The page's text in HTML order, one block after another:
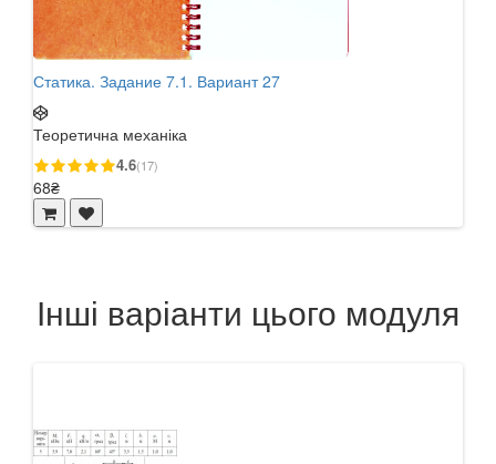
Статика. Задание 7.1. Вариант 27
Теоретична механіка
4.6(17)
68₴
Інші варіанти цього модуля